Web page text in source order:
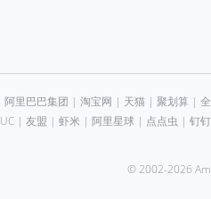
阿里巴巴集团 | 淘宝网 | 天猫| 聚划算 |
UC| 友盟 | 虾米 | 阿里星球| 点点虫 | 钉钉
© 2002-2026